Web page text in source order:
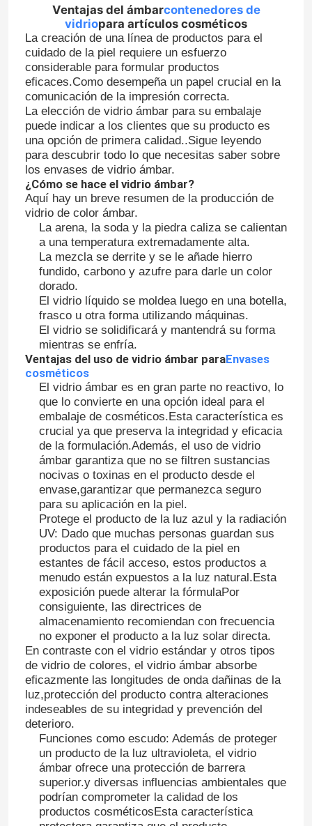
Ventajas del ámbarcontenedores de
vidriopara artículos cosméticos
La creación de una línea de productos para el
cuidado de la piel requiere un esfuerzo
considerable para formular productos
eficaces.Como desempeña un papel crucial en la
comunicación de la impresión correcta.
La elección de vidrio ámbar para su embalaje
puede indicar a los clientes que su producto es
una opción de primera calidad..Sigue leyendo
para descubrir todo lo que necesitas saber sobre
los envases de vidrio ámbar.
¿Cómo se hace el vidrio ámbar?
Aquí hay un breve resumen de la producción de
vidrio de color ámbar.
La arena, la soda y la piedra caliza se calientan
a una temperatura extremadamente alta.
La mezcla se derrite y se le añade hierro
fundido, carbono y azufre para darle un color
dorado.
El vidrio líquido se moldea luego en una botella,
frasco u otra forma utilizando máquinas.
El vidrio se solidificará y mantendrá su forma
mientras se enfría.
Ventajas del uso de vidrio ámbar paraEnvases
cosméticos
El vidrio ámbar es en gran parte no reactivo, lo
que lo convierte en una opción ideal para el
embalaje de cosméticos.Esta característica es
crucial ya que preserva la integridad y eficacia
de la formulación.Además, el uso de vidrio
ámbar garantiza que no se filtren sustancias
nocivas o toxinas en el producto desde el
envase,garantizar que permanezca seguro
para su aplicación en la piel.
Protege el producto de la luz azul y la radiación
UV: Dado que muchas personas guardan sus
productos para el cuidado de la piel en
estantes de fácil acceso, estos productos a
menudo están expuestos a la luz natural.Esta
exposición puede alterar la fórmulaPor
consiguiente, las directrices de
almacenamiento recomiendan con frecuencia
no exponer el producto a la luz solar directa.
En contraste con el vidrio estándar y otros tipos
de vidrio de colores, el vidrio ámbar absorbe
eficazmente las longitudes de onda dañinas de la
luz,protección del producto contra alteraciones
indeseables de su integridad y prevención del
deterioro.
Funciones como escudo: Además de proteger
un producto de la luz ultravioleta, el vidrio
ámbar ofrece una protección de barrera
superior.y diversas influencias ambientales que
podrían comprometer la calidad de los
productos cosméticosEsta característica